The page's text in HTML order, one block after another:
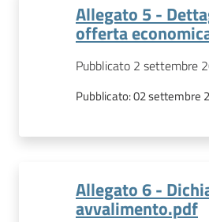
Allegato 5 -
offerta
Pubblicato 2 settembre
Pubblicato:02 settembre
Allegato 6 -
avvalimento.pdf